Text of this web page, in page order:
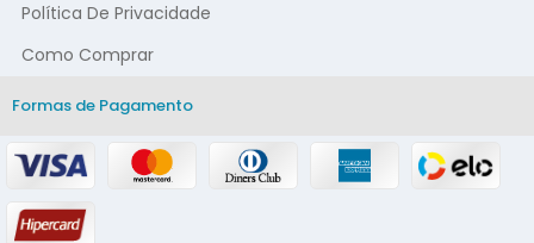
Política De Privacidade
Como Comprar
Formas de Pagamento